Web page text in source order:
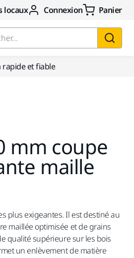
locaux Connexion Panier
rapide et fiable
mm coupe
maille
plus exigeantes. Il est destiné au
maillée optimisée et de grains
qualité supérieure sur les bois
un enlèvement de matière